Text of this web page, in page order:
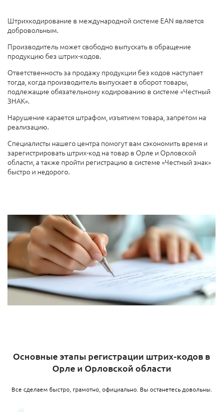
Штрихкодирование в международной системе EAN является
добровольным.
Производитель может свободно выпускать в обращение
продукцию без штрих-кодов.
Ответственность за продажу продукции без кодов наступает
тогда, когда производитель выпускает в оборот товары,
подлежащие обязательному кодированию в системе «Честный
ЗНАК».
Нарушение карается штрафом, изъятием товара, запретом на
реализацию.
Специалисты нашего центра помогут вам сэкономить время и
зарегистрировать штрих-код на товар в Орле и Орловской
области, а также пройти регистрацию в системе «Честный знак»
быстро и недорого.
Основные этапы регистрации штрих-кодов в
Орле и Орловской области
Все сделаем быстро, грамотно, официально. Вы останетесь довольны.